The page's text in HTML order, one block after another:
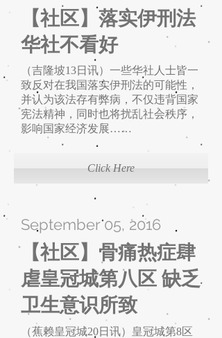
【社区】落实伊刑法
华社不看好
（吉隆坡13日讯）一些华社人士皆一
致反对在我国落实伊刑法的可能性，
并认为该法存有弊病，不仅违背国家
宪法精神，同时也将扰乱社会秩序，
影响国家经济发展……
Click Here
September 05, 2016
【社区】骨痛热症肆
虐皇冠城第八区 缺乏
卫生意识所致
（蕉赖皇冠城20日讯）皇冠城第8区